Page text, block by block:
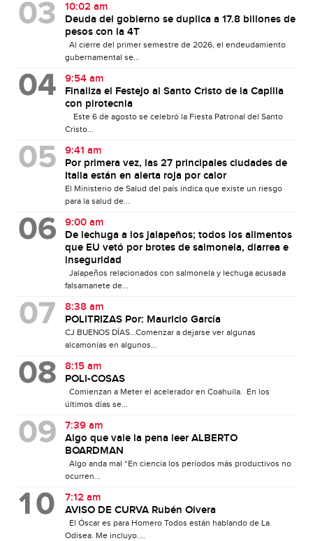
10:02 am
Deuda del gobierno se duplica a 17.8 billones de
pesos con la 4T
Al cierre del primer semestre de 2026, el endeudamiento
gubernamental se...
9:54 am
Finaliza el Festejo al Santo Cristo de la Capilla
con pirotecnia
Este 6 de agosto se celebró la Fiesta Patronal del Santo
Cristo...
9:41 am
Por primera vez, las 27 principales ciudades de
Italia están en alerta roja por calor
El Ministerio de Salud del país indica que existe un riesgo
para la salud de...
9:00 am
De lechuga a los jalapeños; todos los alimentos
que EU vetó por brotes de salmonela, diarrea e
inseguridad
Jalapeños relacionados con salmonela y lechuga acusada
falsamanete de...
8:38 am
POLITRIZAS Por: Mauricio García
CJ BUENOS DÍAS…Comenzar a dejarse ver algunas
alcamonías en algunos...
8:15 am
POLI-COSAS
Comienzan a Meter el acelerador en Coahuila. En los
últimos días se...
7:39 am
Algo que vale la pena leer ALBERTO
BOARDMAN
Algo anda mal “En ciencia los períodos más productivos no
ocurren...
7:12 am
AVISO DE CURVA Rubén Olvera
El Óscar es para Homero Todos están hablando de La
Odisea. Me incluyo....